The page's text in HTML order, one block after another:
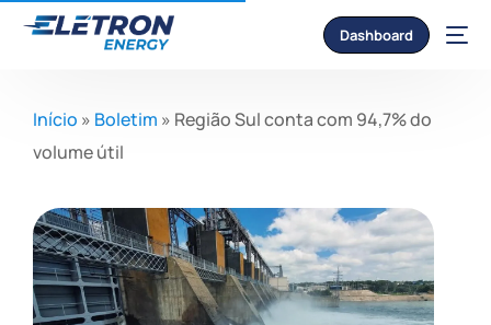
Dashboard
Início » Boletim » Região Sul conta com 94,7% do
volume útil